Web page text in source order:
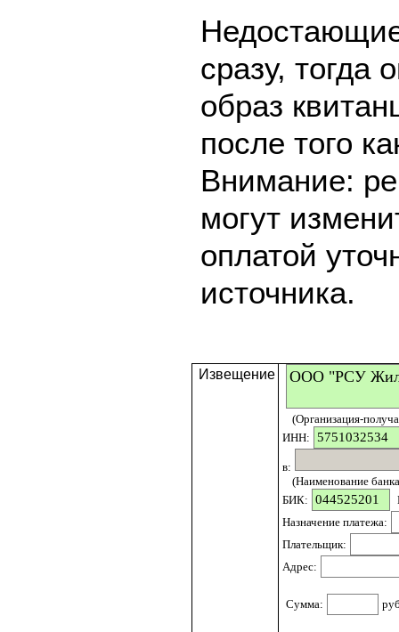
сразу, тогда
образ
после того
Внимание:
могут
оплатой
источника.
Извещение
(Организация-
ИНН:
в:
(Наименование банка
БИК:
Назначение платежа:
Плательщик:
Адрес:
Сумма: